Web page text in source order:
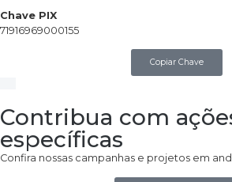
Chave PIX
71916969000155
Copiar Chave
Contribua com
específicas
Confira nossas campanhas e projetos em